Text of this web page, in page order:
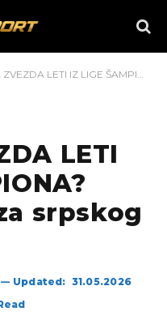
IZ LIGE ŠAMPIONA? Nema spasa za srpskog šampiona!
LETI
srpskog
Updated: 31.05.2026